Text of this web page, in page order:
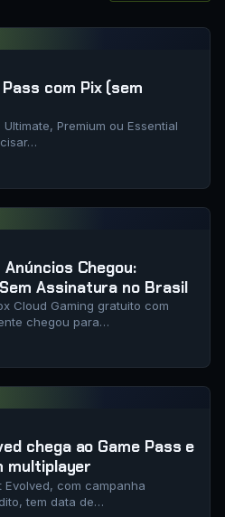
com Pix (sem
Premium ou Essential
Chegou:
Assinatura no Brasil
Cloud Gaming gratuito com
chegou para…
chega ao Game Pass e
multiplayer
Evolved, com campanha
tem data de…